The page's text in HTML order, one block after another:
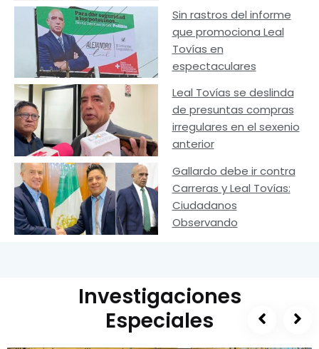
Sin rastros del informe
que promociona Leal
Tovías en
espectaculares
Leal Tovías se deslinda
de presuntas compras
irregulares en el sexenio
anterior
Gallardo debe ir contra
Carreras y Leal Tovías:
Ciudadanos
Observando
Investigaciones
Especiales